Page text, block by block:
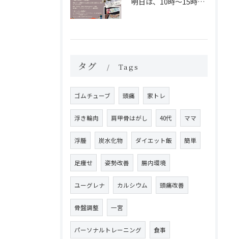
タグ Tags
ゴムチューブ 頭痛 家トレ
浮き輪肉 肩甲骨はがし 40代 ママ
浮腫 炭水化物 ダイエット飯 簡単
足痩せ 姿勢改善 腸内環境
ユーグレナ カルシウム 頭痛改善
骨盤調整 一宮
パーソナルトレーニング 食事